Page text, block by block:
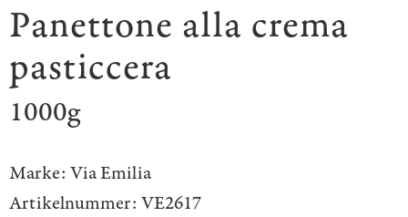
Panettone alla crema
pasticcera
1000g
Marke: Via Emilia
Artikelnummer: VE2617